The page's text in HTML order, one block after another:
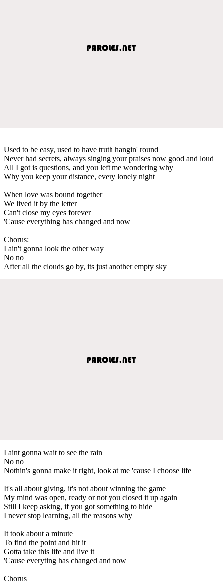
Used to be easy, used to have truth hangin' round
Never had secrets, always singing your praises now good and loud
All I got is questions, and you left me wondering why
Why you keep your distance, every lonely night
When love was bound together
We lived it by the letter
Can't close my eyes forever
'Cause everything has changed and now
Chorus:
I ain't gonna look the other way
No no
After all the clouds go by, its just another empty sky
I aint gonna wait to see the rain
No no
Nothin's gonna make it right, look at me 'cause I choose life
It's all about giving, it's not about winning the game
My mind was open, ready or not you closed it up again
Still I keep asking, if you got something to hide
I never stop learning, all the reasons why
It took about a minute
To find the point and hit it
Gotta take this life and live it
'Cause everyting has changed and now
Chorus